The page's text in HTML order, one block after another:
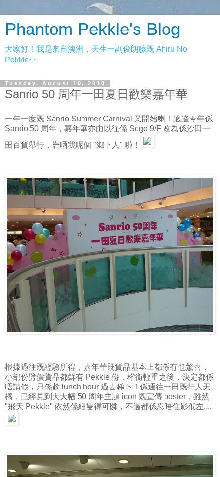
Phantom Pekkle's Blog
大家好！我是來自澳洲，天生一副俊朗臉既 Ahiru No
Pekkle~~
Tuesday, August 10, 2010
Sanrio 50 周年一田夏日歡樂嘉年華
一年一度既 Sanrio Summer Carnival 又開始喇！適逢今年係
Sanrio 50 周年，嘉年華亦由以往係 Sogo 9/F 改為係沙田一
田百貨舉行，岩哂我呢個 "鄉下人" 啦！
根據過往既經驗所得，嘉年華既貨品基本上都係冇乜驚喜，
小部份劈價貨品都鮮有 Pekkle 份，權衡輕重之後，決定都係
唔請假，只係趁 lunch hour 過去睇下！係通往一田既行人天
橋，已經見到大大幅 50 周年主題 icon 既宣傳 poster，雖然
"飛天 Pekkle" 依然係細隻得可憐，不過都係忍唔住影低左....